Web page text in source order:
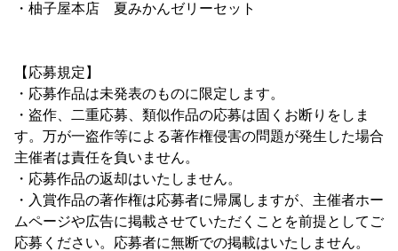
・柚子屋本店 夏みかんゼリーセット
【応募規定】
・応募作品は未発表のものに限定します。
・盗作、二重応募、類似作品の応募は固くお断りをしま
す。万が一盗作等による著作権侵害の問題が発生した場合
主催者は責任を負いません。
・応募作品の返却はいたしません。
・入賞作品の著作権は応募者に帰属しますが、主催者ホー
ムページや広告に掲載させていただくことを前提としてご
応募ください。応募者に無断での掲載はいたしません。